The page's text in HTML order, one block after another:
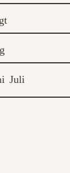
Juli